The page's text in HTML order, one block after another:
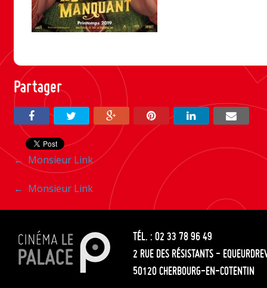
Partager
Navigation
entre
les
articles
← Monsieur Link
Navigation
entre
les
articles
← Monsieur Link
TÉL. : 02 33 78 96 49
2 RUE DES RÉSISTANTS -
50120 CHERBOURG-EN-COTENTIN